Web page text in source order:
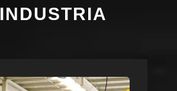
INDUSTRIA